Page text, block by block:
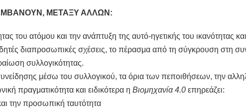
ΜΕΤΑΞΥ ΑΛΛΩΝ:
του ατόμου και την ανάπτυξη της αυτό-ηγετικής του ικανότητας
διαπροσωπικές σχέσεις, το πέρασμα από τη σύγκρουση στη
συλλογικότητας.
μέσω του συλλογικού, τα όρια των πεποιθήσεων, την
πραγματικότητα και ειδικότερα η Βιομηχανία 4.0 επηρεάζει:
την προσωπική ταυτότητα